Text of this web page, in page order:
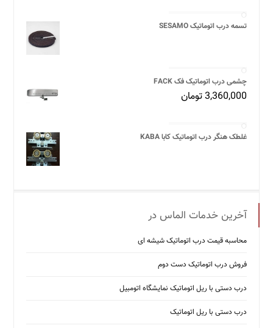
تسمه درب اتوماتیک SESAMO
چشمی درب اتوماتیک فک FACK
3,360,000تومان
غلطک هنگر درب اتوماتیک کابا KABA
آخرین خدمات الماس در
محاسبه قیمت درب اتوماتیک شیشه ‌ای
فروش درب اتوماتیک دست دوم
درب دستی با ریل اتوماتیک نمایشگاه اتومبیل
درب دستی با ریل اتوماتیک